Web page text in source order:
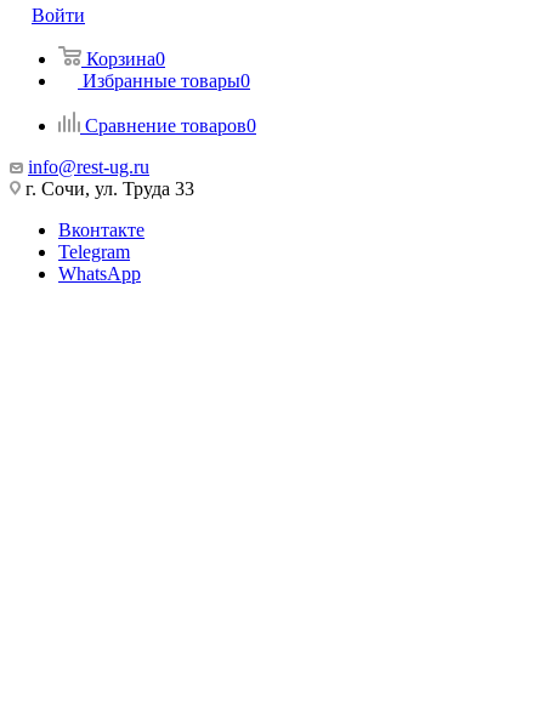
Войти
Корзина0
Избранные товары0
Сравнение товаров0
info@rest-ug.ru
г. Сочи, ул. Труда 33
Вконтакте
Telegram
WhatsApp